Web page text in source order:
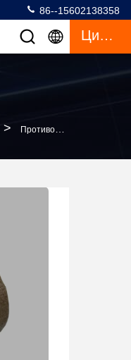
86--15602138358
Цитата
> Противокоррозионная Лента Из Синтетической Ткани